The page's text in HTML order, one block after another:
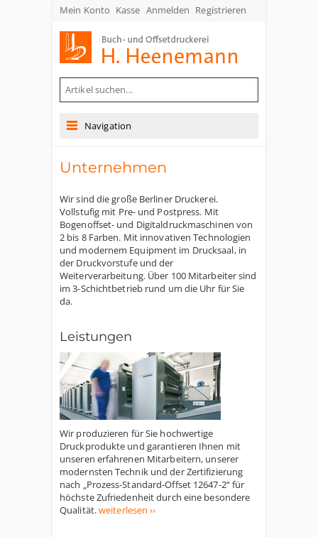
Mein Konto Kasse Anmelden Registrieren
Navigation
Unternehmen
Wir sind die große Berliner Druckerei.
Vollstufig mit Pre- und Postpress. Mit
Bogenoffset- und Digitaldruckmaschinen von
2 bis 8 Farben. Mit innovativen Technologien
und modernem Equipment im Drucksaal, in
der Druckvorstufe und der
Weiterverarbeitung. Über 100 Mitarbeiter sind
im 3-Schichtbetrieb rund um die Uhr für Sie
da.
Leistungen
Wir produzieren für Sie hochwertige
Druckprodukte und garantieren Ihnen mit
unseren erfahrenen Mitarbeitern, unserer
modernsten Technik und der Zertifizierung
nach „Prozess-Standard-Offset 12647-2“ für
höchste Zufriedenheit durch eine besondere
Qualität.weiterlesen ››